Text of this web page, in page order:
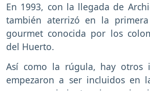
En 1993, con la llegada de
también aterrizó en la
gourmet conocida por los
del Huerto.
Así como la rúgula, hay otros
empezaron a ser incluidos en